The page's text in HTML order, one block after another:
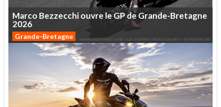
Marco Bezzecchiouvre leGPde Grande-Bretagne
2026
Grande-Bretagne